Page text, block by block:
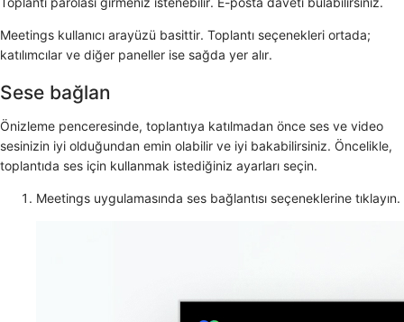
Meetings kullanıcı arayüzü basittir. Toplantı seçenekleri ortada;
katılımcılar ve diğer paneller ise sağda yer alır.
Sese bağlan
Önizleme penceresinde, toplantıya katılmadan önce ses ve video
sesinizin iyi olduğundan emin olabilir ve iyi bakabilirsiniz. Öncelikle,
toplantıda ses için kullanmak istediğiniz ayarları seçin.
Meetings uygulamasında ses bağlantısı seçeneklerine tıklayın.